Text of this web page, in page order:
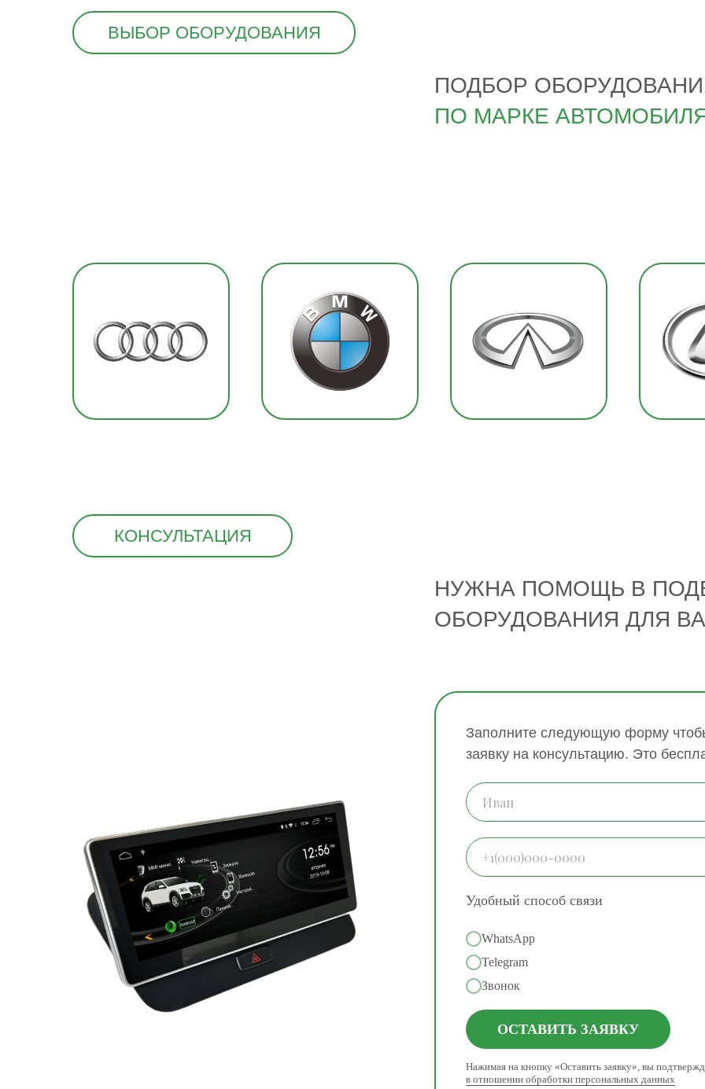
ПОДБОР
ВЫБОР ОБОРУДОВАНИЯ
ПО МАРКЕ
НУЖНА ПОМОЩЬ В
ОБОРУДОВАНИЯ ДЛЯ
КОНСУЛЬТАЦИЯ
Удобный способ связи
WhatsApp
Telegram
Звонок
ОСТАВИТЬ ЗАЯВКУ
Нажимая на кнопку «Оставить заявку», вы
в отношении обработки персональных данных
Заполните следующую форму
заявку на консультацию. Это